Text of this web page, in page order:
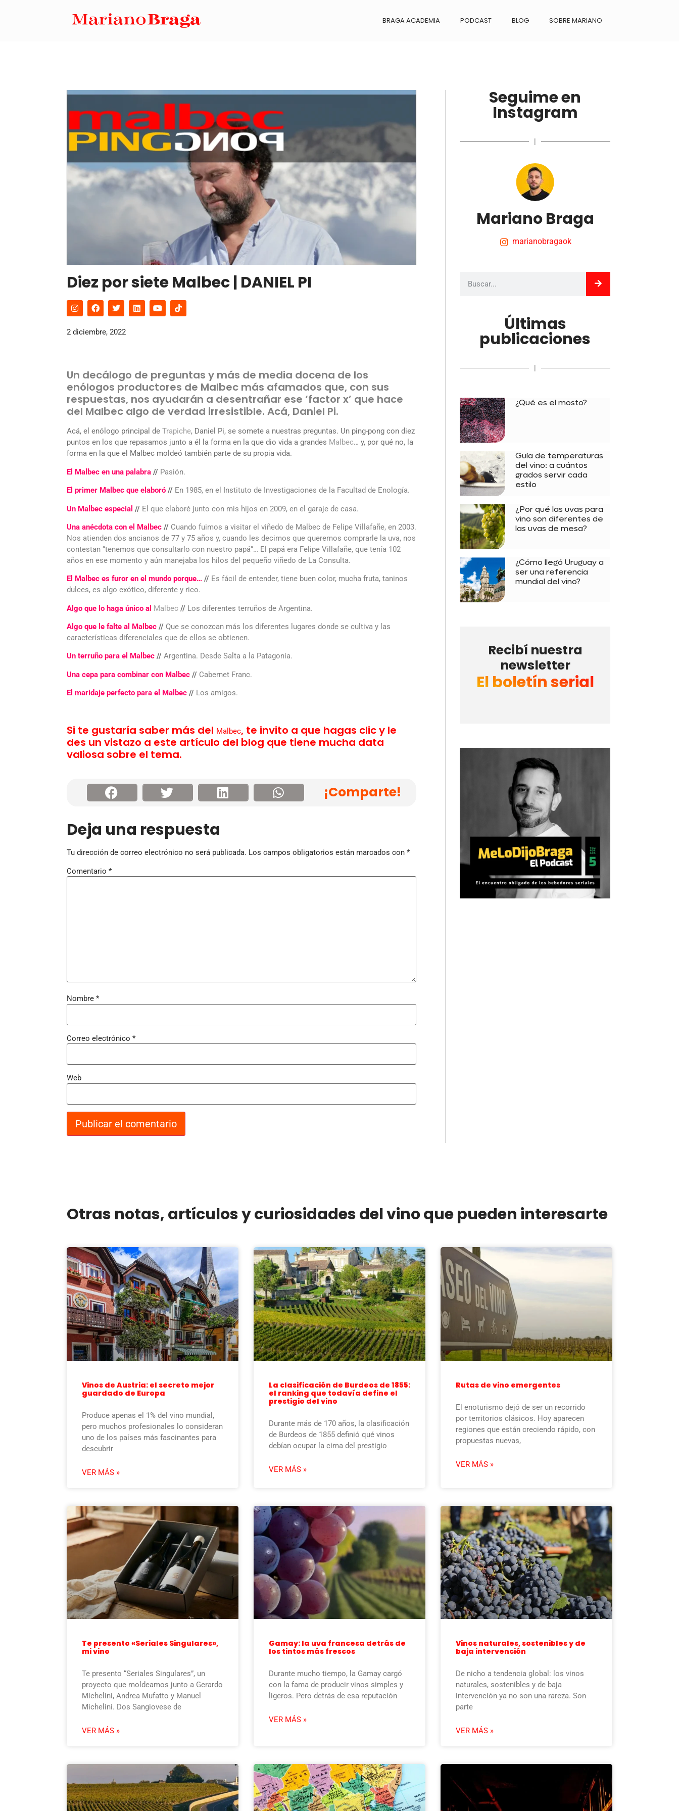
BRAGA ACADEMIA PODCAST BLOG SOBRE MARIANO
Diez por siete Malbec | DANIEL PI
2 diciembre, 2022
Un decálogo de preguntas y más de media docena de los
enólogos productores de Malbec más afamados que, con sus
respuestas, nos ayudarán a desentrañar ese ‘factor x’ que hace
del Malbec algo de verdad irresistible. Acá, Daniel Pi.
Acá, el enólogo principal de Trapiche, Daniel Pi, se somete a nuestras preguntas. Un ping-pong con diez
puntos en los que repasamos junto a él la forma en la que dio vida a grandes Malbec… y, por qué no, la
forma en la que el Malbec moldeó también parte de su propia vida.
El Malbec en una palabra // Pasión.
El primer Malbec que elaboró // En 1985, en el Instituto de Investigaciones de la Facultad de Enología.
Un Malbec especial // El que elaboré junto con mis hijos en 2009, en el garaje de casa.
Una anécdota con el Malbec // Cuando fuimos a visitar el viñedo de Malbec de Felipe Villafañe, en 2003.
Nos atienden dos ancianos de 77 y 75 años y, cuando les decimos que queremos comprarle la uva, nos
contestan “tenemos que consultarlo con nuestro papá”… El papá era Felipe Villafañe, que tenía 102
años en ese momento y aún manejaba los hilos del pequeño viñedo de La Consulta.
El Malbec es furor en el mundo porque… // Es fácil de entender, tiene buen color, mucha fruta, taninos
dulces, es algo exótico, diferente y rico.
Algo que lo haga único al Malbec // Los diferentes terruños de Argentina.
Algo que le falte al Malbec // Que se conozcan más los diferentes lugares donde se cultiva y las
características diferenciales que de ellos se obtienen.
Un terruño para el Malbec // Argentina. Desde Salta a la Patagonia.
Una cepa para combinar con Malbec // Cabernet Franc.
El maridaje perfecto para el Malbec // Los amigos.
Si te gustaría saber más del Malbec, te invito a que hagas clic y le
des un vistazo a este artículo del blog que tiene mucha data
valiosa sobre el tema.
¡Comparte!
Deja una respuesta
Tu dirección de correo electrónico no será publicada. Los campos obligatorios están marcados con *
Comentario *
Nombre *
Correo electrónico *
Web
Seguime en
Instagram
|
Mariano Braga
marianobragaok
Últimas
publicaciones
|
¿Qué es el mosto?
Guía de temperaturas
del vino: a cuántos
grados servir cada
estilo
¿Por qué las uvas para
vino son diferentes de
las uvas de mesa?
¿Cómo llegó Uruguay a
ser una referencia
mundial del vino?
Recibí nuestra
newsletter
El boletín serial
Otras notas, artículos y curiosidades del vino que pueden interesarte
Vinos de Austria: el secreto mejor
guardado de Europa
Produce apenas el 1% del vino mundial,
pero muchos profesionales lo consideran
uno de los países más fascinantes para
descubrir
VER MÁS »
La clasificación de Burdeos de 1855:
el ranking que todavía define el
prestigio del vino
Durante más de 170 años, la clasificación
de Burdeos de 1855 definió qué vinos
debían ocupar la cima del prestigio
VER MÁS »
Rutas de vino emergentes
El enoturismo dejó de ser un recorrido
por territorios clásicos. Hoy aparecen
regiones que están creciendo rápido, con
propuestas nuevas,
VER MÁS »
Te presento «Seriales Singulares»,
mi vino
Te presento “Seriales Singulares”, un
proyecto que moldeamos junto a Gerardo
Michelini, Andrea Mufatto y Manuel
Michelini. Dos Sangiovese de
VER MÁS »
Gamay: la uva francesa detrás de
los tintos más frescos
Durante mucho tiempo, la Gamay cargó
con la fama de producir vinos simples y
ligeros. Pero detrás de esa reputación
VER MÁS »
Vinos naturales, sostenibles y de
baja intervención
De nicho a tendencia global: los vinos
naturales, sostenibles y de baja
intervención ya no son una rareza. Son
parte
VER MÁS »